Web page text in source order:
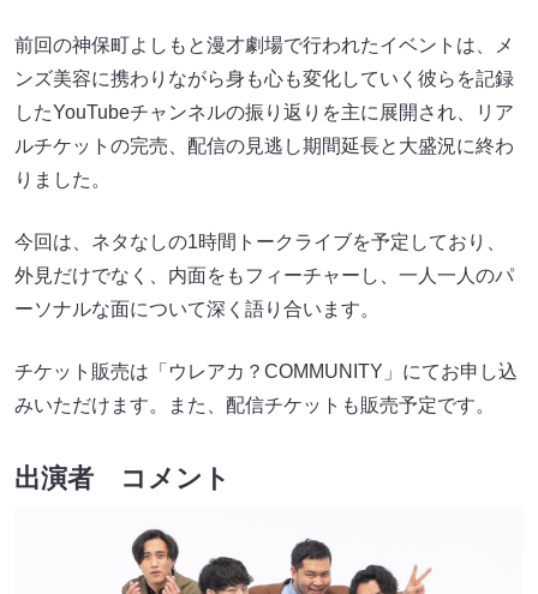
前回の神保町よしもと漫才劇場で行われたイベントは、メ
ンズ美容に携わりながら身も心も変化していく彼らを記録
したYouTubeチャンネルの振り返りを主に展開され、リア
ルチケットの完売、配信の見逃し期間延長と大盛況に終わ
りました。
今回は、ネタなしの1時間トークライブを予定しており、
外見だけでなく、内面をもフィーチャーし、一人一人のパ
ーソナルな面について深く語り合います。
チケット販売は「ウレアカ？COMMUNITY」にてお申し込
みいただけます。また、配信チケットも販売予定です。
出演者 コメント